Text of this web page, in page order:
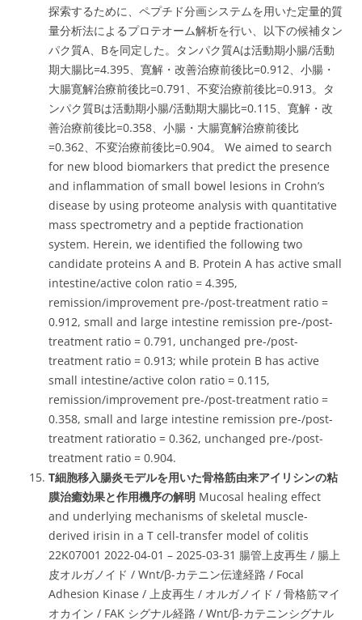
探索するために、ペプチド分画システムを用いた定量的質
量分析法によるプロテオーム解析を行い、以下の候補タン
パク質A、Bを同定した。タンパク質Aは活動期小腸/活動
期大腸比=4.395、寛解・改善治療前後比=0.912、小腸・
大腸寛解治療前後比=0.791、不変治療前後比=0.913。タ
ンパク質Bは活動期小腸/活動期大腸比=0.115、寛解・改
善治療前後比=0.358、小腸・大腸寛解治療前後比
=0.362、不変治療前後比=0.904。 We aimed to search
for new blood biomarkers that predict the presence
and inflammation of small bowel lesions in Crohn’s
disease by using proteome analysis with quantitative
mass spectrometry and a peptide fractionation
system. Herein, we identified the following two
candidate proteins A and B. Protein A has active small
intestine/active colon ratio = 4.395,
remission/improvement pre-/post-treatment ratio =
0.912, small and large intestine remission pre-/post-
treatment ratio = 0.791, unchanged pre-/post-
treatment ratio = 0.913; while protein B has active
small intestine/active colon ratio = 0.115,
remission/improvement pre-/post-treatment ratio =
0.358, small and large intestine remission pre-/post-
treatment ratioratio = 0.362, unchanged pre-/post-
treatment ratio = 0.904.
T細胞移入腸炎モデルを用いた骨格筋由来アイリシンの粘
膜治癒効果と作用機序の解明 Mucosal healing effect
and underlying mechanisms of skeletal muscle-
derived irisin in a T cell-transfer model of colitis
22K07001 2022-04-01 – 2025-03-31 腸管上皮再生 / 腸上
皮オルガノイド / Wnt/β-カテニン伝達経路 / Focal
Adhesion Kinase / 上皮再生 / オルガノイド / 骨格筋マイ
オカイン / FAK シグナル経路 / Wnt/β-カテニンシグナル